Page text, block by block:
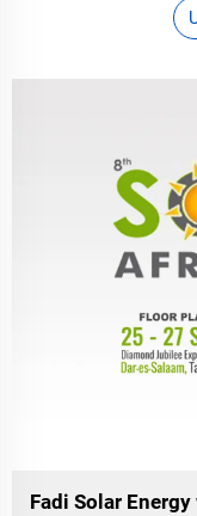
Fadi Solar